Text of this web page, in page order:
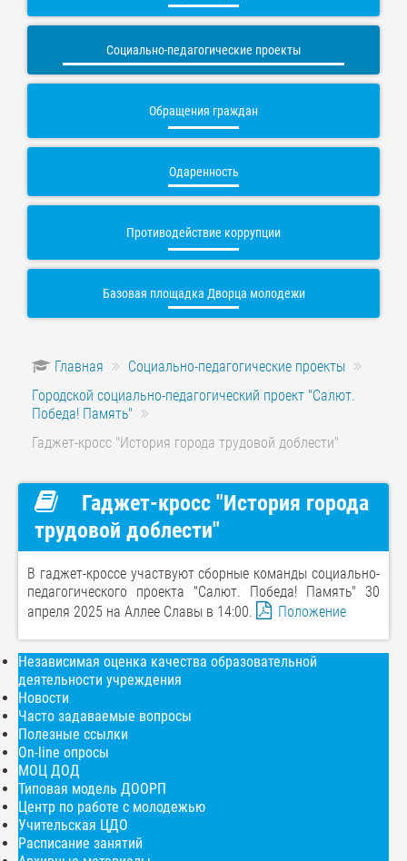
Социально-педагогические проекты
Обращения граждан
Одаренность
Противодействие коррупции
Базовая площадка Дворца молодежи
Главная
Социально-педагогические проекты
Городской социально-педагогический проект "Салют.
Победа! Память"
Гаджет-кросс "История города трудовой доблести"
Гаджет-кросс "История города
трудовой доблести"
В гаджет-кроссе участвуют сборные команды социально-
педагогического проекта "Салют. Победа! Память" 30
апреля 2025 на Аллее Славы в 14:00.
Положение
Независимая оценка качества образовательной
деятельности учреждения
Новости
Часто задаваемые вопросы
Полезные ссылки
On-line опросы
МОЦ ДОД
Типовая модель ДООРП
Центр по работе с молодежью
Учительская ЦДО
Расписание занятий